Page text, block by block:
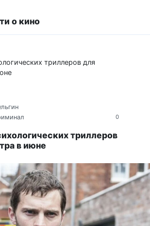
о кино
триллеров для
0
триллеров
в июне